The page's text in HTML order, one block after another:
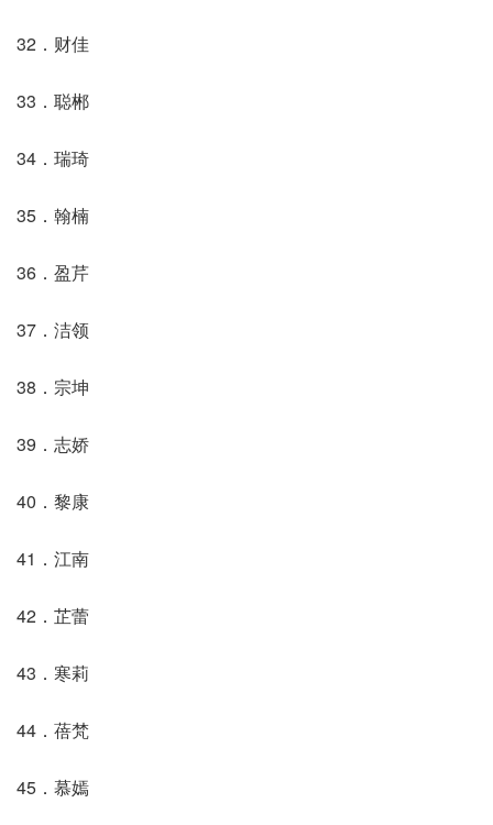
32．财佳
33．聪郴
34．瑞琦
35．翰楠
36．盈芹
37．洁领
38．宗坤
39．志娇
40．黎康
41．江南
42．芷蕾
43．寒莉
44．蓓梵
45．慕嫣